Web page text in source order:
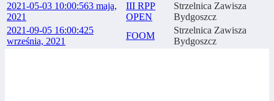
2021-05-03 10:00:563 maja,
2021
III RPP
OPEN
Strzelnica Zawisza
Bydgoszcz
2021-09-05 16:00:425
września, 2021
FOOM
Strzelnica Zawisza
Bydgoszcz